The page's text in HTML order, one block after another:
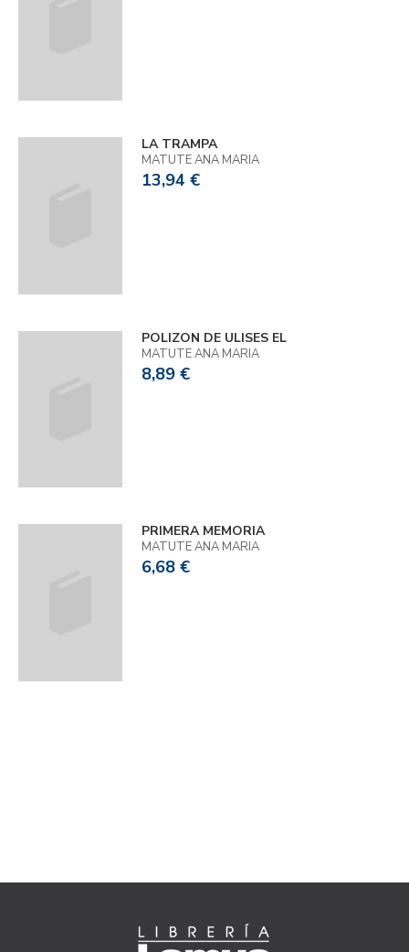
LA TRAMPA
MATUTE ANA MARIA
13,94 €
POLIZON DE ULISES EL
MATUTE ANA MARIA
8,89 €
PRIMERA MEMORIA
MATUTE ANA MARIA
6,68 €